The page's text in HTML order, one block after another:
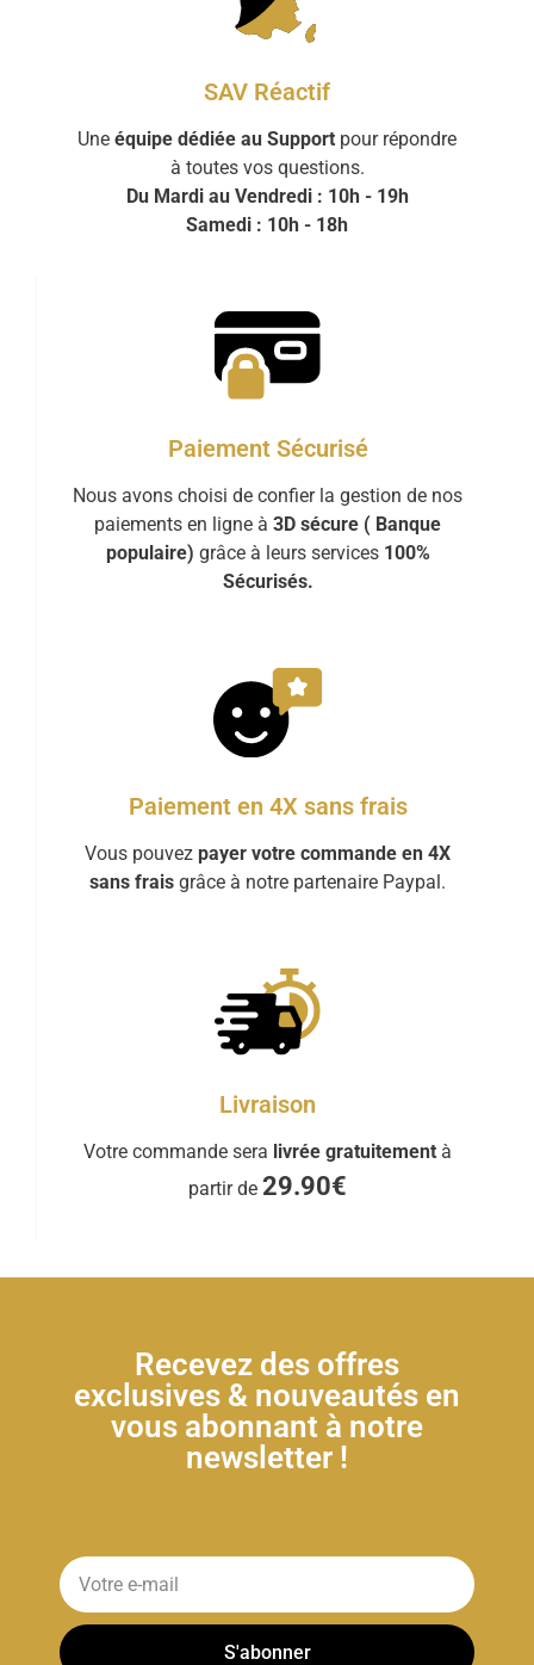
SAV Réactif
Une équipe dédiée au Support pour répondre
à toutes vos questions.
Du Mardi au Vendredi : 10h - 19h
Samedi : 10h - 18h
Paiement Sécurisé
Nous avons choisi de confier la gestion de nos
paiements en ligne à 3D sécure ( Banque
populaire) grâce à leurs services 100%
Sécurisés.
Paiement en 4X sans frais
Vous pouvez payer votre commande en 4X
sans frais grâce à notre partenaire Paypal.
Livraison
Votre commande sera livrée gratuitement à
partir de 29.90€
Recevez des offres
exclusives & nouveautés en
vous abonnant à notre
newsletter !
S'abonner